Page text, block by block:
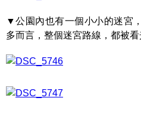
▼公園內也有一個小小的迷宮
多而言，整個迷宮路線，都被看